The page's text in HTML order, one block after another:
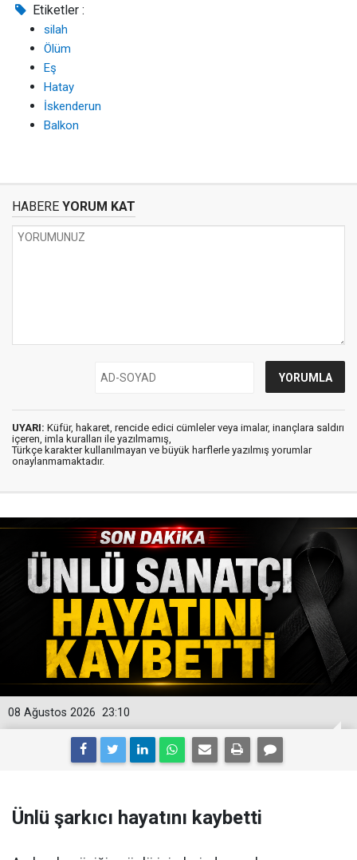
Etiketler :
silah
Ölüm
Eş
Hatay
İskenderun
Balkon
HABERE YORUM KAT
UYARI: Küfür, hakaret, rencide edici cümleler veya imalar, inançlara saldırı
içeren, imla kuralları ile yazılmamış,
Türkçe karakter kullanılmayan ve büyük harflerle yazılmış yorumlar
onaylanmamaktadır.
23:10
08 Ağustos 2026
Ünlü şarkıcı hayatını kaybetti